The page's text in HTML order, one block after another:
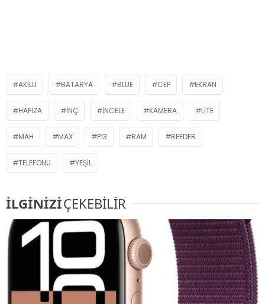
AKILLI BATARYA BLUE CEP EKRAN
HAFIZA INÇ İNCELE KAMERA LITE
MAH MAX P13 RAM REEDER
TELEFONU YEŞIL
İLGİNİZİÇEKEBİLİR